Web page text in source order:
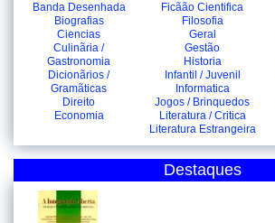
Banda Desenhada
Biografias
Ciencias
Culinãria /
Gastronomia
Dicionãrios /
Gramãticas
Direito
Economia
Ficãão Cientifica
Filosofia
Geral
Gestão
Historia
Infantil / Juvenil
Informatica
Jogos / Brinquedos
Literatura / Critica
Literatura Estrangeira
Destaques